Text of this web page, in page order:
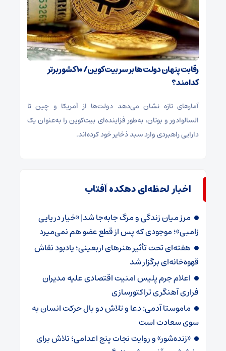
رقابت پنهان دولت‌ها بر سر بیت‌کوین/ ۱۰ کشور برتر
کدامند؟
آمارهای تازه نشان می‌دهد دولت‌ها از آمریکا و چین تا
السالوادور و بوتان، به‌طور فزاینده‌ای بیت‌کوین را به‌عنوان یک
دارایی راهبردی وارد سبد ذخایر خود کرده‌اند.
اخبار لحظه‌ای دهکده آفتاب
مرز میان زندگی و مرگ جابه‌جا شد| «خیار دریایی
زامبی»؛ موجودی که پس از قطع عضو هم نمی‌میرد
هفته‌ای تحت تأثیر هنرهای اربعینی؛ یادبود نقاش
قهوه‌خانه‌ای برگزار شد
اعلام جرم پلیس امنیت اقتصادی علیه مدیران
فراری آهنگری تراکتورسازی
ماموستا آدمی: دعا و تلاش دو بال حرکت انسان به
سوی سعادت است
«زنده‌شور» و روایت نجات پنج اعدامی؛ تلاش برای